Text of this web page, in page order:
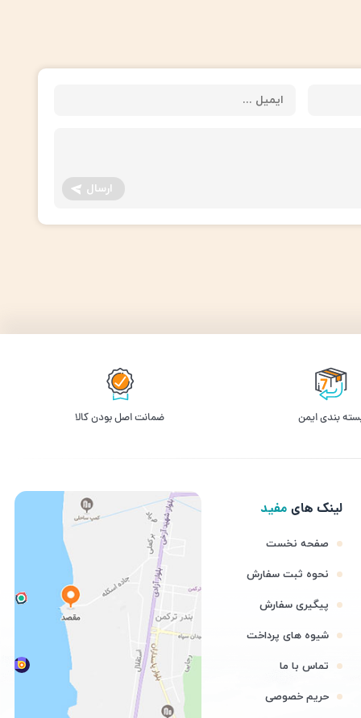
ارسال
بندی ایمن ﺿﻤﺎﻧﺖ اﺻﻞ ﺑﻮدن ﮐﺎﻟﺎ
لینک های مفید
صفحه نخست
نحوه ثبت سفارش
پیگیری سفارش
شیوه های پرداخت
تماس با ما
حریم خصوصی